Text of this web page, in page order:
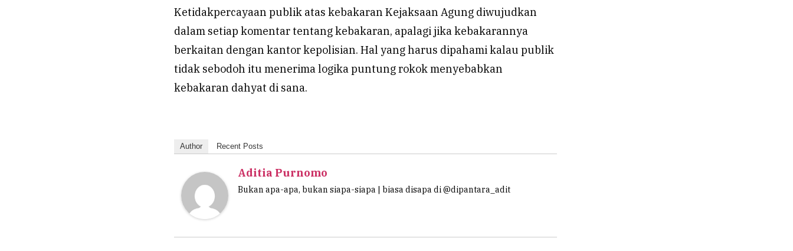
Ketidakpercayaan publik atas kebakaran Kejaksaan Agung diwujudkan
dalam setiap komentar tentang kebakaran, apalagi jika kebakarannya
berkaitan dengan kantor kepolisian. Hal yang harus dipahami kalau publik
tidak sebodoh itu menerima logika puntung rokok menyebabkan
kebakaran dahyat di sana.
Author Recent Posts
Aditia Purnomo
Bukan apa-apa, bukan siapa-siapa | biasa disapa di @dipantara_adit